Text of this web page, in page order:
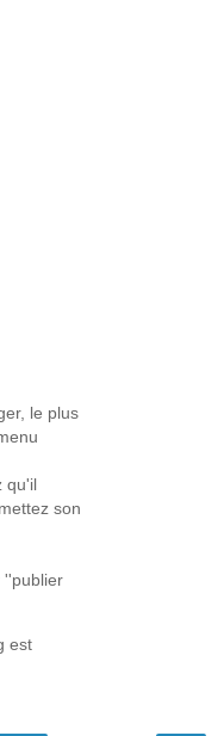
le plus
qu'il
son
''publier
est